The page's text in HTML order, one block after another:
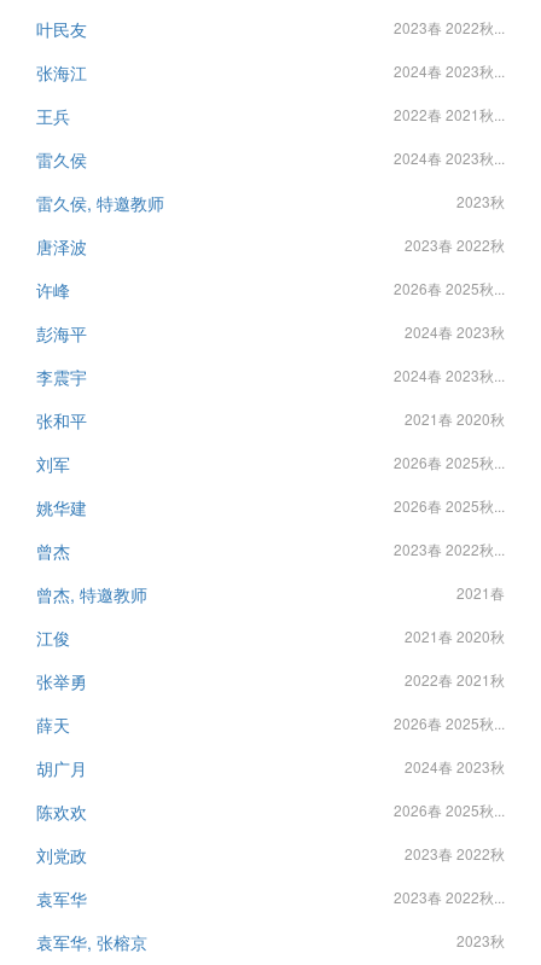
叶民友 2023春 2022秋...
张海江 2024春 2023秋...
王兵 2022春 2021秋...
雷久侯 2024春 2023秋...
雷久侯, 特邀教师 2023秋
唐泽波 2023春 2022秋
许峰 2026春 2025秋...
彭海平 2024春 2023秋
李震宇 2024春 2023秋...
张和平 2021春 2020秋
刘军 2026春 2025秋...
姚华建 2026春 2025秋...
曾杰 2023春 2022秋...
曾杰, 特邀教师 2021春
江俊 2021春 2020秋
张举勇 2022春 2021秋
薛天 2026春 2025秋...
胡广月 2024春 2023秋
陈欢欢 2026春 2025秋...
刘党政 2023春 2022秋
袁军华 2023春 2022秋...
袁军华, 张榕京 2023秋